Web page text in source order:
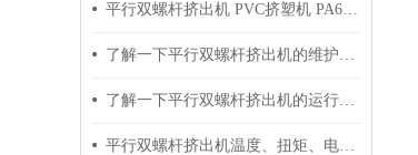
平行双螺杆挤出机 PVC挤塑机 PA6+玻纤挤出造粒机技术参数
了解一下平行双螺杆挤出机的维护保养方法吧
了解一下平行双螺杆挤出机的运行过程吧
平行双螺杆挤出机温度、扭矩、电流控制要点